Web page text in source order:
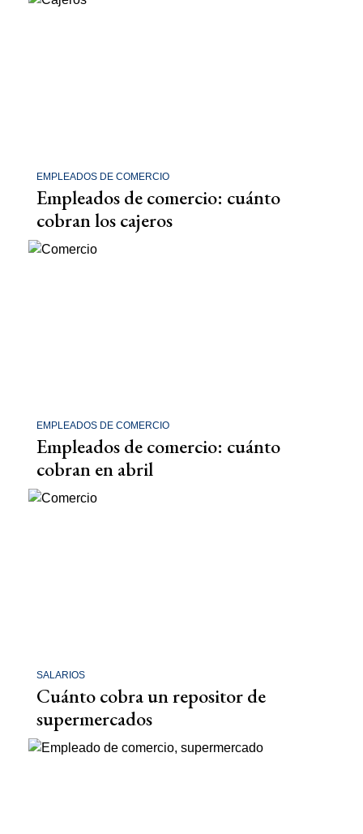
EMPLEADOS DE COMERCIO
Empleados de comercio: cuánto
cobran los cajeros
EMPLEADOS DE COMERCIO
Empleados de comercio: cuánto
cobran en abril
SALARIOS
Cuánto cobra un repositor de
supermercados